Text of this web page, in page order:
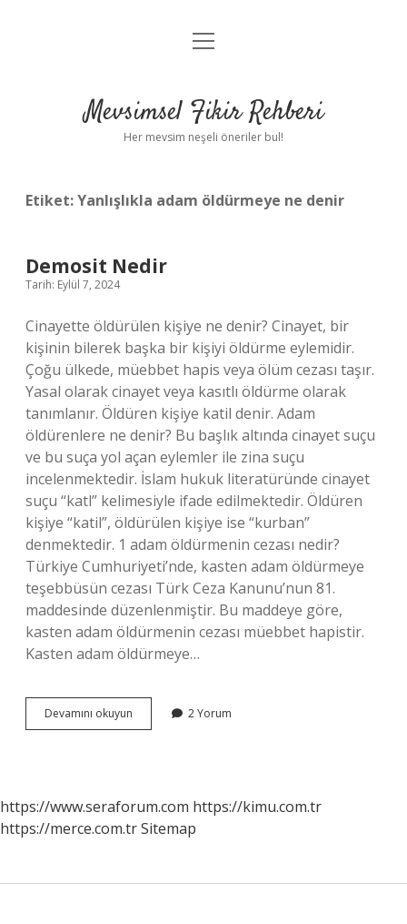
Anasayfa
Yasal Uyarı
menüyü
Mevsimsel Fikir Rehberi
Her mevsim neşeli öneriler bul!
Etiket:Yanlışlıkla adam öldürmeye ne denir
Demosit Nedir
Tarih: Eylül 7, 2024
Cinayette öldürülen kişiye ne denir? Cinayet, bir
kişinin bilerek başka bir kişiyi öldürme eylemidir.
Çoğu ülkede, müebbet hapis veya ölüm cezası taşır.
Yasal olarak cinayet veya kasıtlı öldürme olarak
tanımlanır. Öldüren kişiye katil denir. Adam
öldürenlere ne denir? Bu başlık altında cinayet suçu
ve bu suça yol açan eylemler ile zina suçu
incelenmektedir. İslam hukuk literatüründe cinayet
suçu “katl” kelimesiyle ifade edilmektedir. Öldüren
kişiye “katil”, öldürülen kişiye ise “kurban”
denmektedir. 1 adam öldürmenin cezası nedir?
Türkiye Cumhuriyeti’nde, kasten adam öldürmeye
teşebbüsün cezası Türk Ceza Kanunu’nun 81.
maddesinde düzenlenmiştir. Bu maddeye göre,
kasten adam öldürmenin cezası müebbet hapistir.
Kasten adam öldürmeye…
Devamını okuyun Demosit
Nedir
2 Yorum
https://www.seraforum.com https://kimu.com.tr
https://merce.com.trSitemap